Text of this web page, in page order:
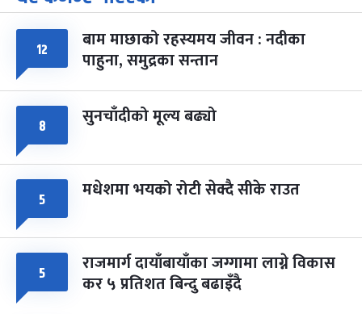
आइत चैत्र ७, २०८३ Mar 21, 2027
८ फागुपूर्णिमा
चैत्र ८, २०८३-Mar 22, 2027
७ महिना बाँकी
१२ बाम माछाको रहस्यमय जीवन : नदीका
पाहुना, समुद्रका सन्तान
८ सुनचाँदीको मूल्य बढ्यो
५ मधेशमा भयको रोटी सेक्दै सीके राउत
५ राजमार्ग दायाँबायाँका जग्गामा लाग्ने विकास
कर ५ प्रतिशत बिन्दु बढाइँदै